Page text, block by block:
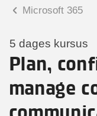
Microsoft 365
5 dages kursus
Plan,
manage